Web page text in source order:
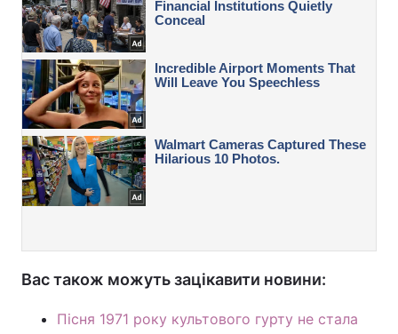
Вас також можуть зацікавити новини:
Пісня 1971 року культового гурту не стала